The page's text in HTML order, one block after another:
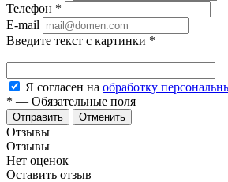
Телефон *
E-mail
Введите текст с картинки *
Я согласен на обработку
* — Обязательные поля
Отменить
Отзывы
Отзывы
Нет оценок
Оставить отзыв